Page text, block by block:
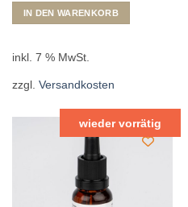
IN DEN WARENKORB
inkl. 7 % MwSt.
zzgl. Versandkosten
wieder vorrätig